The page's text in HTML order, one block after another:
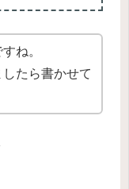
ね。
たら書かせて